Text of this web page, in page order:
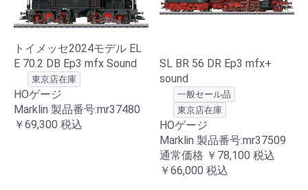
トイメッセ2024モデル EL
E 70.2 DB Ep3 mfx Sound
東京店在庫
HOゲージ
Marklin 製品番号:mr37480
￥69,300 税込
SL BR 56 DR Ep3 mfx+
sound
一般セール品
東京店在庫
HOゲージ
Marklin 製品番号:mr37509
通常価格 ￥78,100 税込
￥66,000 税込